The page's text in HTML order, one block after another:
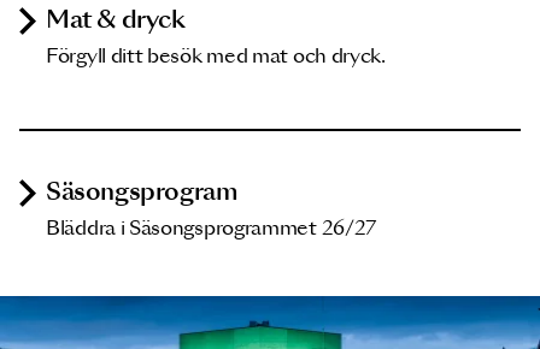
Mat & dryck
Förgyll ditt besök med mat och dryck.
Säsongsprogram
Bläddra i Säsongsprogrammet 26/27